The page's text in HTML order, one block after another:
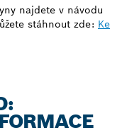
najdete v návodu
stáhnout zde: Ke